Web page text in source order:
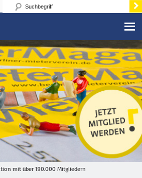
mit über 190.000 Mitgliedern